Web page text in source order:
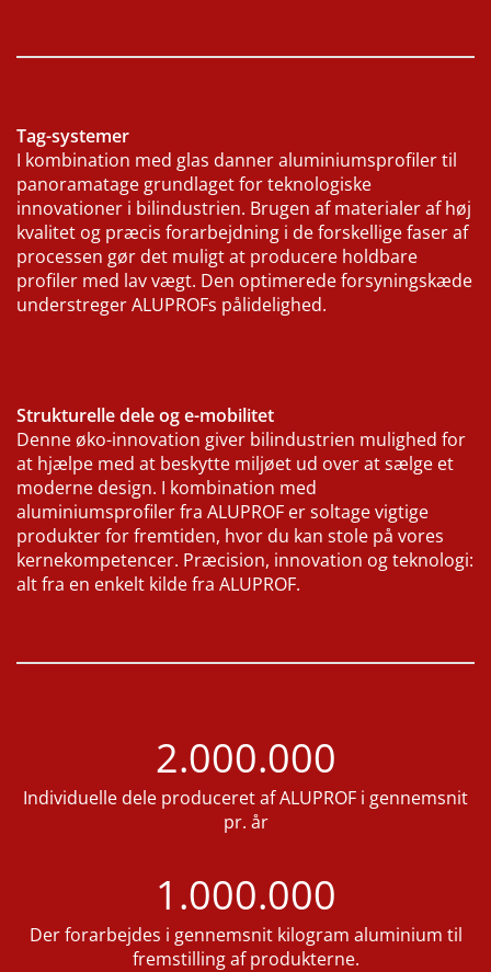
Tag-systemer
I kombination med glas danner aluminiumsprofiler til
panoramatage grundlaget for teknologiske
innovationer i bilindustrien. Brugen af materialer af høj
kvalitet og præcis forarbejdning i de forskellige faser af
processen gør det muligt at producere holdbare
profiler med lav vægt. Den optimerede forsyningskæde
understreger ALUPROFs pålidelighed.
Strukturelle dele og e-mobilitet
Denne øko-innovation giver bilindustrien mulighed for
at hjælpe med at beskytte miljøet ud over at sælge et
moderne design. I kombination med
aluminiumsprofiler fra ALUPROF er soltage vigtige
produkter for fremtiden, hvor du kan stole på vores
kernekompetencer. Præcision, innovation og teknologi:
alt fra en enkelt kilde fra ALUPROF.
2.000.000
Individuelle dele produceret af ALUPROF i gennemsnit
pr. år
1.000.000
Der forarbejdes i gennemsnit kilogram aluminium til
fremstilling af produkterne.